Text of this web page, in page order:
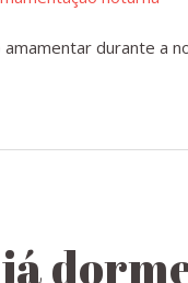
durante a